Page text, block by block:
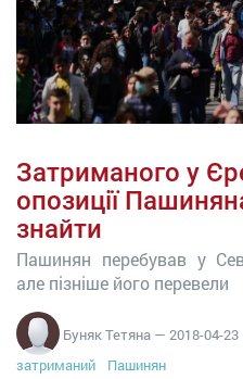
Затриманого у
опозиції
знайти
Пашинян перебував у
але пізніше його перевели
Буняк Тетяна — 2018-04-23
затриманий
Пашинян